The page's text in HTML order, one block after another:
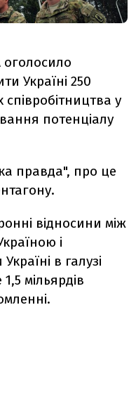
оголосило
Україні 250
співробітництва у
потенціалу
правда", про це
відносини між
і
в галузі
мільярдів